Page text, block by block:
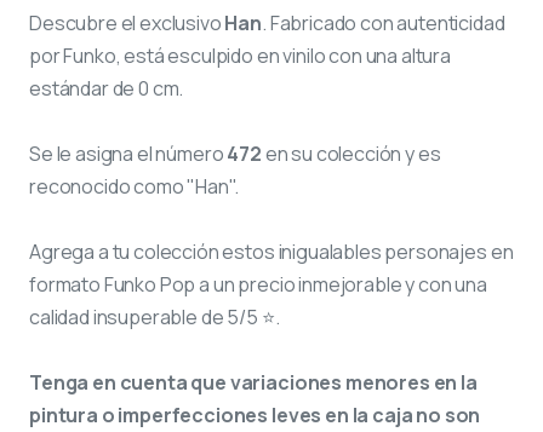
Descubre el exclusivoHan. Fabricado con autenticidad
por Funko, está esculpido en vinilo con una altura
estándar de 0 cm.
Se le asigna el número472en su colección y es
reconocido como "Han".
Agrega a tu colección estos inigualables personajes en
formato Funko Pop a un precio inmejorable y con una
calidad insuperable de 5/5 ⭐.
Tenga en cuenta que variaciones menores en la
pintura o imperfecciones leves en la caja no son